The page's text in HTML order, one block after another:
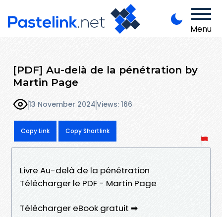
Menu
[PDF] Au-delà de la pénétration by
Martin Page
13 November 2024Views: 166
Copy Link Copy Shortlink
Livre Au-delà de la pénétration
Télécharger le PDF - Martin Page
Télécharger eBook gratuit ➡